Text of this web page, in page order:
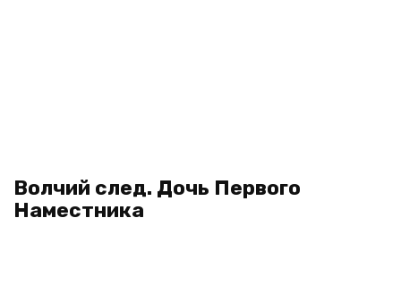
Волчий след. Дочь Первого
Наместника